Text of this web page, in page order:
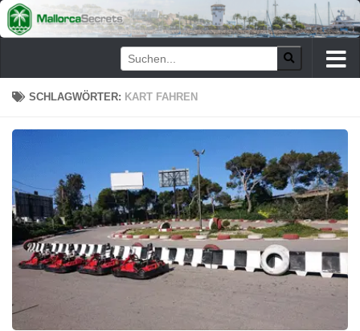
Zum Inhalt springen
SCHLAGWÖRTER: KART FAHREN